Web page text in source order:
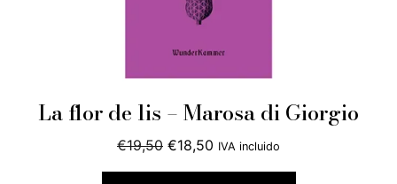
La flor de lis – Marosa di Giorgio
€19,50 El
precio
€18,50 El
precio
IVA incluido